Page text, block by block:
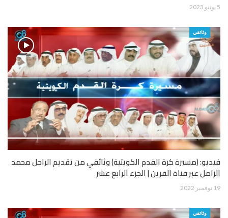
5 يونيو 2023
وثائقي
فيديو: (مسيرة كرة القدم الكويتية) وثائقي من تقديم الراحل محمد
الزامل عبر قناة القرين | الجزء الرابع عشر
19 نوفمبر 2022
وثائقي